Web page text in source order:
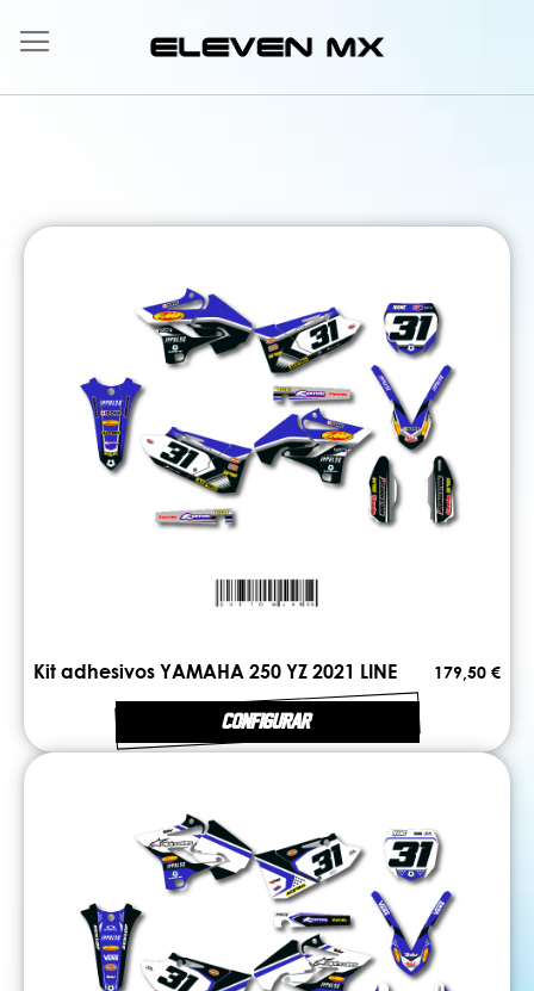
al
contenido
Kit adhesivos YAMAHA 250 YZ 2021 LINE 179,50 €
CONFIGURAR